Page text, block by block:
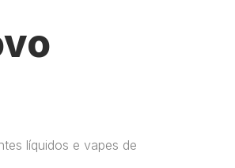
líquidos e vapes de